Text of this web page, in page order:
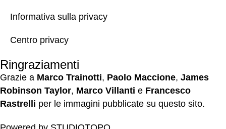
Informativa sulla privacy
Centro privacy
Ringraziamenti
Grazie a Marco Trainotti, Paolo Maccione, James
Robinson Taylor, Marco Villanti e Francesco
Rastrelli per le immagini pubblicate su questo sito.